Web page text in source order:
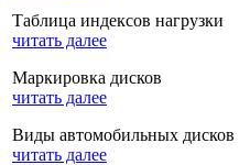
Таблица индексов нагрузки
читать далее
Маркировка дисков
читать далее
Виды автомобильных дисков
читать далее